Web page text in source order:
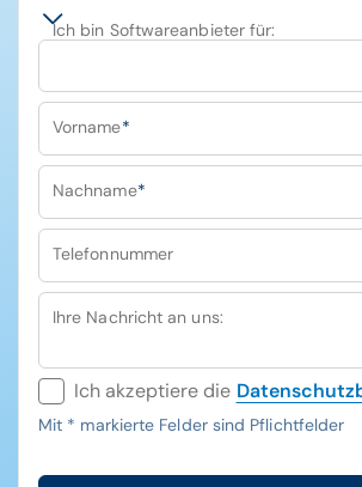
Ich bin Softwareanbieter für:
Vorname*
Nachname*
Telefonnummer
Ihre Nachricht an uns:
Ich akzeptiere die
Mit * markierte Felder sind Pflichtfelder